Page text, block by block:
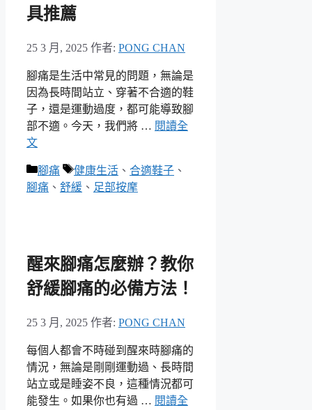
具推薦
25 3 月, 2025 作者: PONG CHAN
腳痛是生活中常見的問題，無論是
因為長時間站立、穿著不合適的鞋
子，還是運動過度，都可能導致腳
部不適。今天，我們將 … 閱讀全
文
分
類
腳痛
標
籤
健康生活 、 合適鞋子 、
腳痛 、 舒緩 、 足部按摩
醒來腳痛怎麼辦？教你
舒緩腳痛的必備方法！
25 3 月, 2025 作者: PONG CHAN
每個人都會不時碰到醒來時腳痛的
情況，無論是剛剛運動過、長時間
站立或是睡姿不良，這種情況都可
能發生。如果你也有過 … 閱讀全